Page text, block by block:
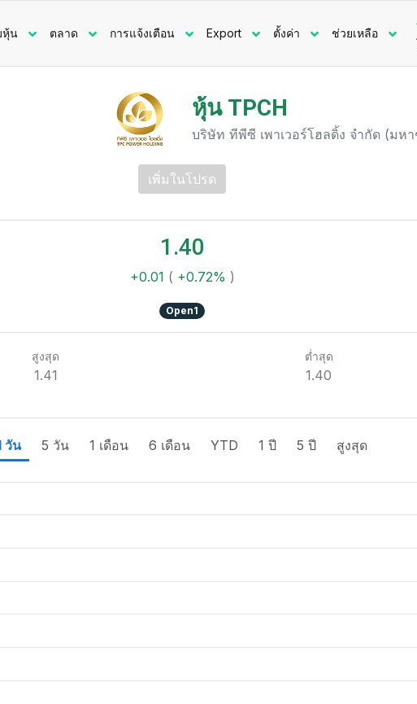
หุ้น ตลาด การแจ้งเตือน Export ตั้งค่า ช่วยเหลือ
หุ้น TPCH
บริษัท ทีพีซี เพาเวอร์โฮลดิ้ง จำกัด (มห
เพิ่มในโปรด
1.40
+0.01 ( +0.72% )
Open1
สูงสุด
1.41
ต่ำสุด
1.40
วัน 5 วัน 1 เดือน 6 เดือน YTD 1 ปี 5 ปี สูงสุด